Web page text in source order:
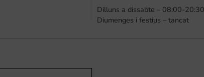
Dilluns a dissabte – 08:00-
Diumenges i festius – tancat